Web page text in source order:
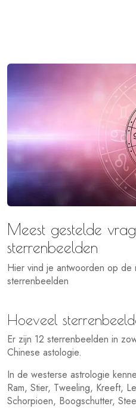
Meest gestelde
sterrenbeelden
Hier vind je antwoorden op
sterrenbeelden
Hoeveel
Er zijn 12 sterrenbeelden in
Chinese astologie.
In de westerse astrologie
Ram, Stier, Tweeling, Kreeft,
Schorpioen, Boogschutter,